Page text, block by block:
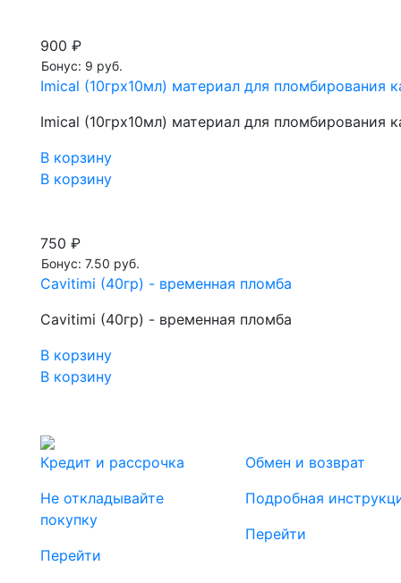
900 ₽
Бонус: 9 руб.
Imical (10грх10мл) материал для пломбирования
Imical (10грх10мл) материал для пломбирования
В корзину
В корзину
750 ₽
Бонус: 7.50 руб.
Cavitimi (40гр) - временная пломба
Cavitimi (40гр) - временная пломба
В корзину
В корзину
Кредит и рассрочка
Не откладывайте
покупку
Перейти
Обмен и возврат
Подробная
Перейти